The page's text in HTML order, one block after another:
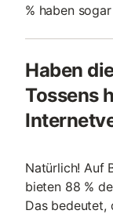
% haben
Haben
Tossens
Natürlich! Auf
bieten 88 %
Das bedeutet,